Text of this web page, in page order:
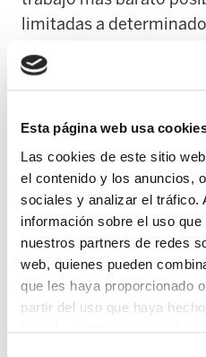
Esta página web usa
Las cookies de este sitio
el contenido y los anuncios,
sociales y analizar el tráfico.
información sobre el uso
nuestros partners de redes
web, quienes pueden
que les haya proporcionado
partir del uso que haya
limitadas a
apoyo de los
dejando a un lado las
entenderse el silencio
la Mesa Sectorial sobre
reivindicaciones. Todas
Osakidetza soportan
precarias y la solución
limitarse e mejorar la
colectivos", han
Osakidetza.